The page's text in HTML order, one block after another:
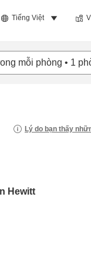
Tiếng Việt
mỗi phòng • 1
Lý do bạn thấy
Hewitt